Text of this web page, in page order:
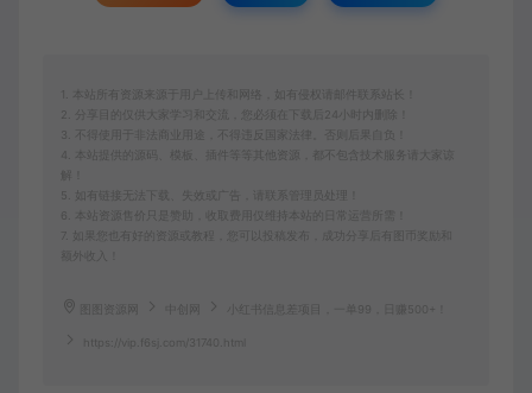
1. 本站所有资源来源于用户上传和网络，如有侵权请邮件联系站长！
2. 分享目的仅供大家学习和交流，您必须在下载后24小时内删除！
3. 不得使用于非法商业用途，不得违反国家法律。否则后果自负！
4. 本站提供的源码、模板、插件等等其他资源，都不包含技术服务请大家谅
5. 如有链接无法下载、失效或广告，请联系管理员处理！
6. 本站资源售价只是赞助，收取费用仅维持本站的日常运营所需！
7. 如果您也有好的资源或教程，您可以投稿发布，成功分享后有图币奖励和
额外收入！
图图资源网 中创网 小红书信息差项目，一单99，日赚500+！
https://vip.f6sj.com/31740.html